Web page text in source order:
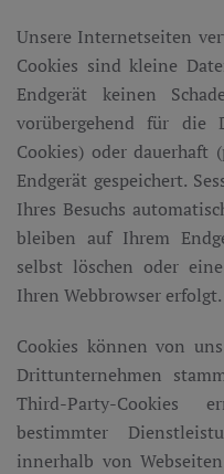
Unsere Internetseiten
Cookies sind kleine
Endgerät keinen
vorübergehend für die
Cookies) oder dauerhaft
Endgerät gespeichert.
Ihres Besuchs
bleiben auf Ihrem
selbst löschen oder
Ihren Webbrowser erfolgt.
Cookies können von
Drittunternehmen
Third-Party-Cookies
bestimmter
innerhalb von